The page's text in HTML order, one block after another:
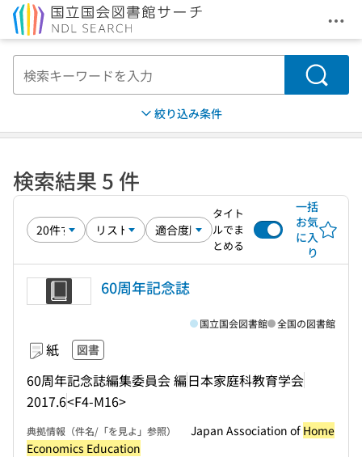
メ
検索
絞り込み条件
検索結果 5 件
タイト
ルでま
とめる
一括
お気
に入
り
60周年記念誌
紙 図書
60周年記念誌編集委員会 編日本家庭科教育学会
2017.6<F4-M16>
国立国会図書館 全国の図書館
典拠情報（件名/「を見よ」参照） Japan Association of Home
Economics Education